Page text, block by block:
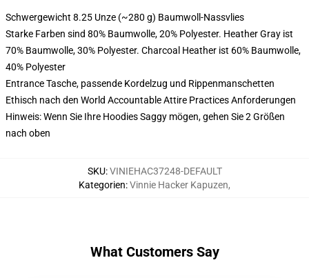
Schwergewicht 8.25 Unze (~280 g) Baumwoll-Nassvlies
Starke Farben sind 80% Baumwolle, 20% Polyester. Heather Gray ist
70% Baumwolle, 30% Polyester. Charcoal Heather ist 60% Baumwolle,
40% Polyester
Entrance Tasche, passende Kordelzug und Rippenmanschetten
Ethisch nach den World Accountable Attire Practices Anforderungen
Hinweis: Wenn Sie Ihre Hoodies Saggy mögen, gehen Sie 2 Größen
nach oben
SKU:VINIEHAC37248-DEFAULT
Kategorien:Vinnie Hacker Kapuzen,
What Customers Say